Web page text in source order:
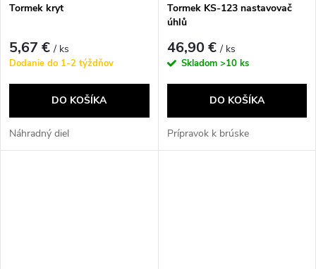
Tormek kryt
5,67 €/ ks
Dodanie do 1-2 týždňov
DO KOŠÍKA
Náhradný diel
Tormek KS-123 nastavovač
úhlů
46,90 €/ ks
Skladom >10 ks
DO KOŠÍKA
Prípravok k brúske